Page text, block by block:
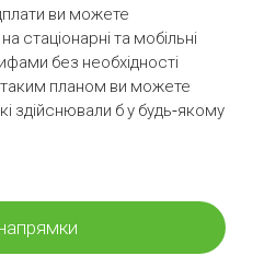
ви можете
стаціонарні та мобільні
без необхідності
планом ви можете
здійснювали б у будь-якому